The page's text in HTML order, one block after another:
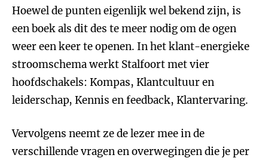
Hoewel de punten eigenlijk wel bekend zijn, is
een boek als dit des te meer nodig om de ogen
weer een keer te openen. In het klant-energieke
stroomschema werkt Stalfoort met vier
hoofdschakels: Kompas, Klantcultuur en
leiderschap, Kennis en feedback, Klantervaring.
Vervolgens neemt ze de lezer mee in de
verschillende vragen en overwegingen die je per